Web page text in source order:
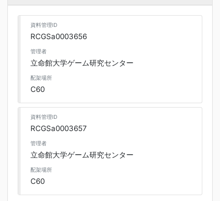
資料管理ID
RCGSa0003656
管理者
立命館大学ゲーム研究センター
配架場所
C60
資料管理ID
RCGSa0003657
管理者
立命館大学ゲーム研究センター
配架場所
C60